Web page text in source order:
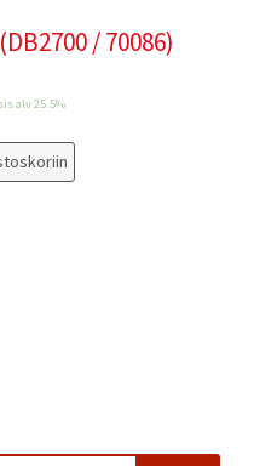
/ 70086)
sis alv 25.5%